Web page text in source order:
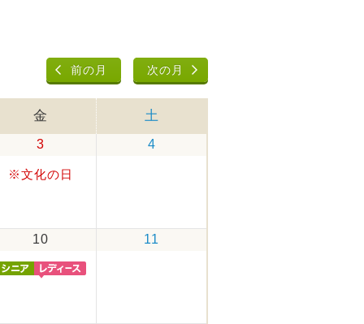
次の月
前の月
金 土
3
※文化の日
4
10 11